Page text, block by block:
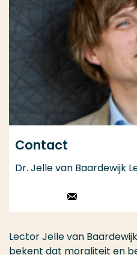
Contact
Dr. Jelle van Baardewijk
Stuur een
Lector Jelle van
bekent dat moraliteit en